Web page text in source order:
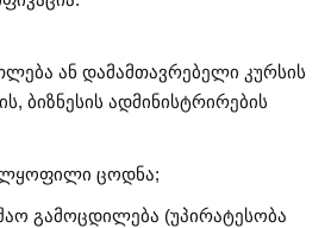
ან დამამთავრებელი კურსის
ბიზნესის ადმინისტრირების
ცოდნა;
გამოცდილება (უპირატესობა